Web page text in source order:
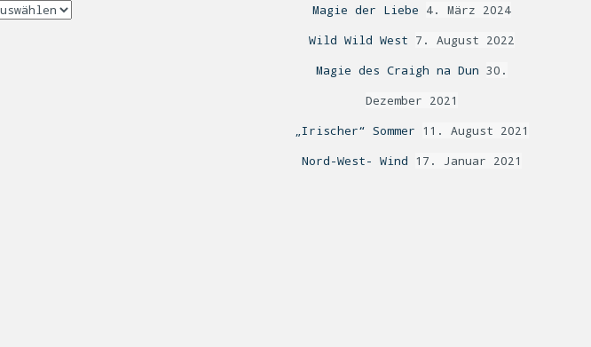
Magie der Liebe 4. März 2024
Wild Wild West 7. August 2022
Magie des Craigh na Dun 30.
Dezember 2021
„Irischer“ Sommer 11. August 2021
Nord-West- Wind 17. Januar 2021